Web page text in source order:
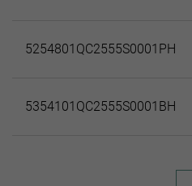
5254801QC2555S0001PH
5354101QC2555S0001BH